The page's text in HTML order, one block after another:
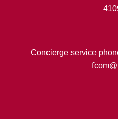
Concierge service